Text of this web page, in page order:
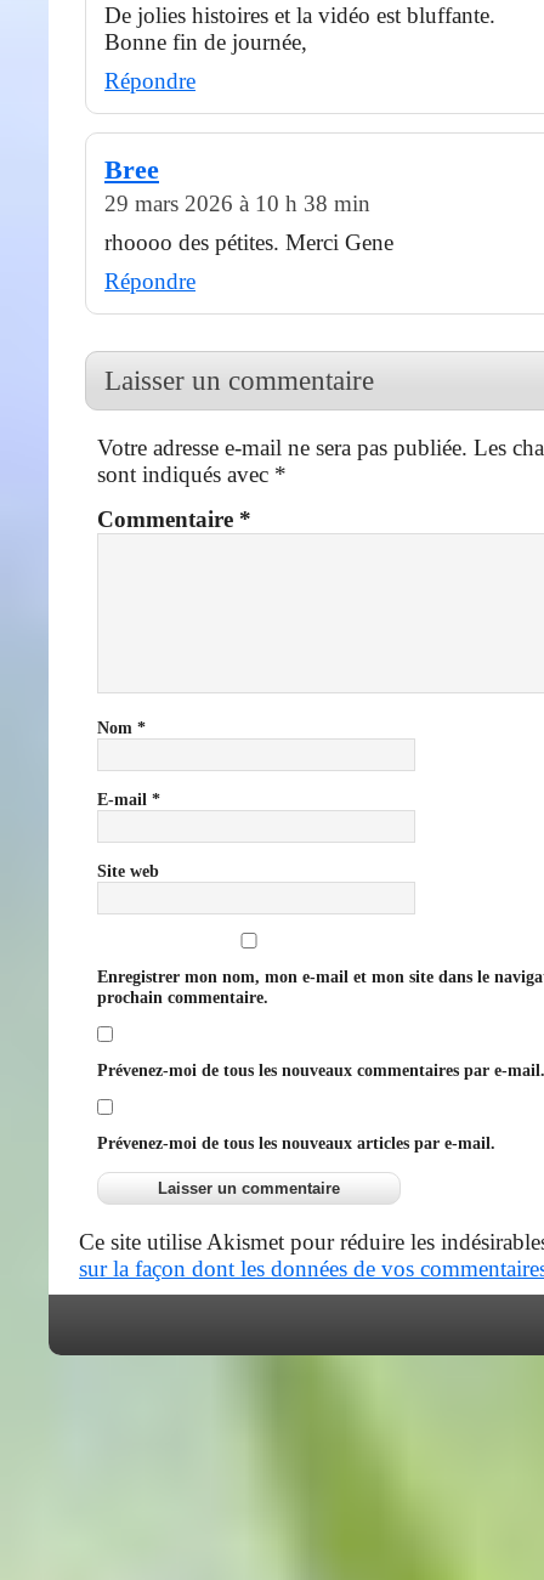
De jolies histoires et la vidéo est bluffante.
Bonne fin de journée,
Répondre
Bree
29 mars 2026 à 10 h 38 min
rhoooo des pétites. Merci Gene
Répondre
Laisser un commentaire
Votre adresse e-mail ne sera pas publiée. Les
sont indiqués avec *
Commentaire *
Nom *
E-mail *
Site web
Enregistrer mon nom, mon e-mail et mon site dans le
prochain commentaire.
Prévenez-moi de tous les nouveaux commentaires par e-mail.
Prévenez-moi de tous les nouveaux articles par e-mail.
Ce site utilise Akismet pour réduire les
sur la façon dont les données de vos